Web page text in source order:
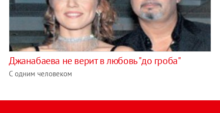
Джанабаева не верит в любовь "до гроба"
С одним человеком